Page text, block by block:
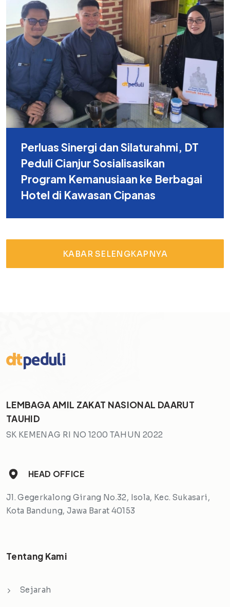
Perluas Sinergi dan Silaturahmi, DT
Peduli Cianjur Sosialisasikan
Program Kemanusiaan ke Berbagai
Hotel di Kawasan Cipanas
KABAR SELENGKAPNYA
LEMBAGA AMIL ZAKAT NASIONAL DAARUT
TAUHID
SK KEMENAG RI NO 1200 TAHUN 2022
HEAD OFFICE
Jl. Gegerkalong Girang No.32, Isola, Kec. Sukasari,
Kota Bandung, Jawa Barat 40153
Tentang Kami
Sejarah